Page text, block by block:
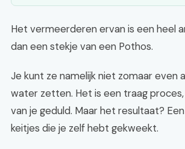
Het vermeerderen ervan is een heel
dan een stekje van een Pothos.
Je kunt ze namelijk niet zomaar even
water zetten. Het is een traag
van je geduld. Maar het resultaat?
keitjes die je zelf hebt gekweekt.